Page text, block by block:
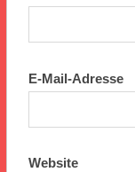
E-Mail-Adresse
Website